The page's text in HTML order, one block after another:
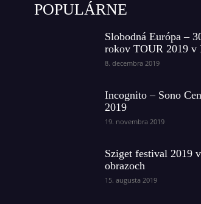
POPULÁRNE
Slobodná Európa –
rokov TOUR 2019 v
8. decembra 2019
Incognito – Sono
2019
19. novembra 2019
Sziget festival 2019 v
obrazoch
15. augusta 2019